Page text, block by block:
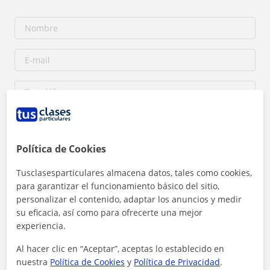
Al hacer clic, aceptas nuestroaviso legaly deprivacidad
Política de Cookies
Tusclasesparticulares almacena datos, tales como cookies,
para garantizar el funcionamiento básico del sitio,
personalizar el contenido, adaptar los anuncios y medir
su eficacia, así como para ofrecerte una mejor
experiencia.
Al hacer clic en “Aceptar”, aceptas lo establecido en
nuestra Política de Cookies y Política de Privacidad.